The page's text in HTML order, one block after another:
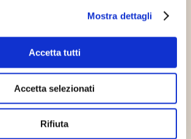
Mostra dettagli
Accetta tutti
Accetta selezionati
Rifiuta
dove informavamo della
ad un gruppo di